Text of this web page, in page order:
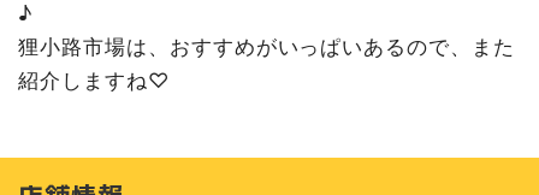
♪
狸小路市場は、おすすめがいっぱいあるので、また
紹介しますね♡